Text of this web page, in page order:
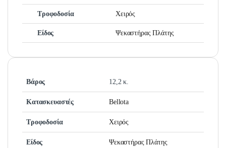
Τροφοδοσία Χειρός
Είδος Ψεκαστήρας Πλάτης
Βάρος 12,2 κ.
Κατασκευαστές Bellota
Τροφοδοσία Χειρός
Είδος Ψεκαστήρας Πλάτης